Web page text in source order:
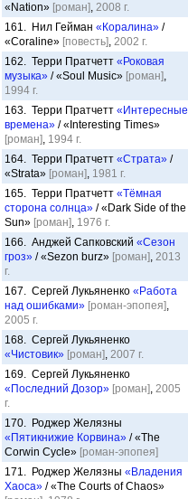
«Nation» [роман], 2008 г.
161. Нил Гейман «Коралина» /
«Coraline» [повесть], 2002 г.
162. Терри Пратчетт «Роковая
музыка» / «Soul Music» [роман],
1994 г.
163. Терри Пратчетт «Интересные
времена» / «Interesting Times»
[роман], 1994 г.
164. Терри Пратчетт «Страта» /
«Strata» [роман], 1981 г.
165. Терри Пратчетт «Тёмная
сторона солнца» / «Dark Side of the
Sun» [роман], 1976 г.
166. Анджей Сапковский «Сезон
гроз» / «Sezon burz» [роман], 2013
г.
167. Сергей Лукьяненко «Работа
над ошибками» [роман-эпопея],
2005 г.
168. Сергей Лукьяненко
«Чистовик» [роман], 2007 г.
169. Сергей Лукьяненко
«Последний Дозор» [роман], 2005
г.
170. Роджер Желязны
«Пятикнижие Корвина» / «The
Corwin Cycle» [роман-эпопея]
171. Роджер Желязны «Владения
Хаоса» / «The Courts of Chaos»